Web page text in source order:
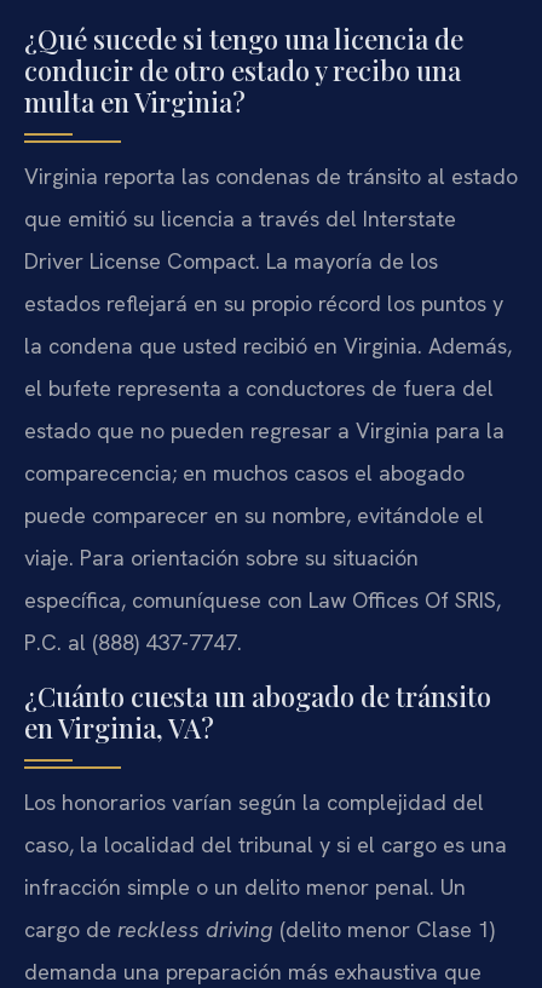
¿Qué sucede si tengo una licencia de
conducir de otro estado y recibo una
multa en Virginia?
Virginia reporta las condenas de tránsito al estado
que emitió su licencia a través del Interstate
Driver License Compact. La mayoría de los
estados reflejará en su propio récord los puntos y
la condena que usted recibió en Virginia. Además,
el bufete representa a conductores de fuera del
estado que no pueden regresar a Virginia para la
comparecencia; en muchos casos el abogado
puede comparecer en su nombre, evitándole el
viaje. Para orientación sobre su situación
específica, comuníquese con Law Offices Of SRIS,
P.C. al (888) 437-7747.
¿Cuánto cuesta un abogado de tránsito
en Virginia, VA?
Los honorarios varían según la complejidad del
caso, la localidad del tribunal y si el cargo es una
infracción simple o un delito menor penal. Un
cargo de reckless driving (delito menor Clase 1)
demanda una preparación más exhaustiva que